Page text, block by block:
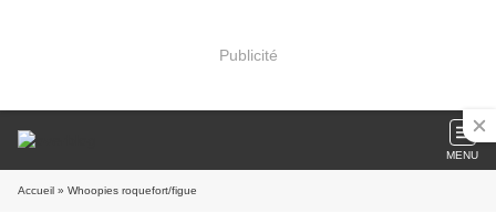
Publicité
MENU
Accueil » Whoopies roquefort/figue